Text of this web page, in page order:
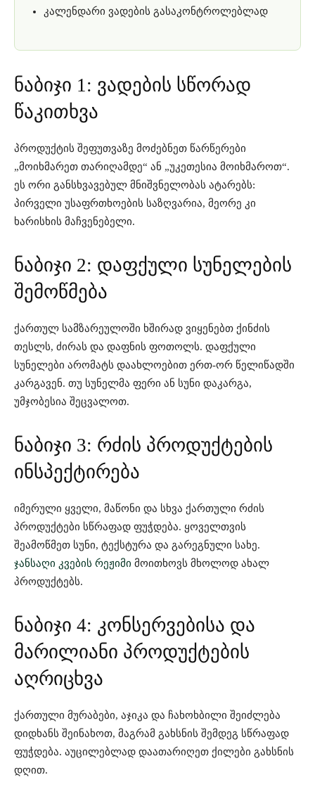
კალენდარი ვადების გასაკონტროლებლად
ნაბიჯი 1: ვადების სწორად
წაკითხვა
პროდუქტის შეფუთვაზე მოძებნეთ წარწერები
„მოიხმარეთ თარიღამდე“ ან „უკეთესია მოიხმაროთ“.
ეს ორი განსხვავებულ მნიშვნელობას ატარებს:
პირველი უსაფრთხოების საზღვარია, მეორე კი
ხარისხის მაჩვენებელი.
ნაბიჯი 2: დაფქული სუნელების
შემოწმება
ქართულ სამზარეულოში ხშირად ვიყენებთ ქინძის
თესლს, ძირას და დაფნის ფოთოლს. დაფქული
სუნელები არომატს დაახლოებით ერთ-ორ წელიწადში
კარგავენ. თუ სუნელმა ფერი ან სუნი დაკარგა,
უმჯობესია შეცვალოთ.
ნაბიჯი 3: რძის პროდუქტების
ინსპექტირება
იმერული ყველი, მაწონი და სხვა ქართული რძის
პროდუქტები სწრაფად ფუჭდება. ყოველთვის
შეამოწმეთ სუნი, ტექსტურა და გარეგნული სახე.
ჯანსაღი კვების რეჟიმი მოითხოვს მხოლოდ ახალ
პროდუქტებს.
ნაბიჯი 4: კონსერვებისა და
მარილიანი პროდუქტების
აღრიცხვა
ქართული მურაბები, აჯიკა და ჩახოხბილი შეიძლება
დიდხანს შეინახოთ, მაგრამ გახსნის შემდეგ სწრაფად
ფუჭდება. აუცილებლად დაათარიღეთ ქილები გახსნის
დღით.